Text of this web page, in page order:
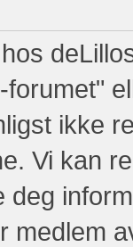
ikke
Vi kan
deg
medlem